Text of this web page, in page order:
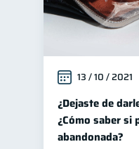
13 / 10 / 2021
¿Dejaste de
¿Cómo saber si
abandonada?